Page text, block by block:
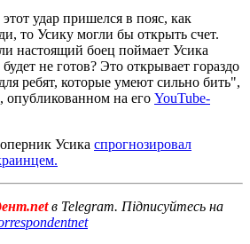
удар пришелся в пояс, как
то Усику могли бы открыть счет.
настоящий боец поймает Усика
не готов? Это открывает гораздо
ребят, которые умеют сильно бить",
опубликованном на его YouTube-
Усика спрогнозировал
в Telegram. Підписуйтесь на